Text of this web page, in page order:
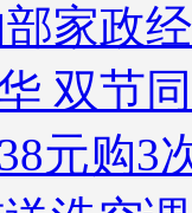
家政
双节
元购